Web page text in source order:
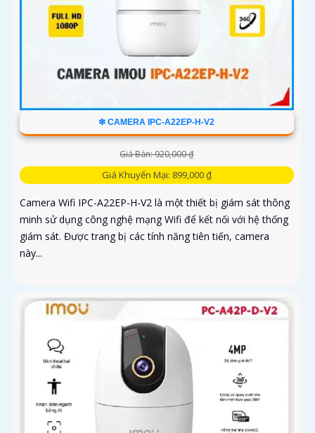
❇ CAMERA IPC-A22EP-H-V2
Giá Bán: 920,000 ₫
Giá Khuyến Mại: 899,000 ₫
Camera Wifi IPC-A22EP-H-V2 là một thiết bị giám sát thông
minh sử dụng công nghệ mạng Wifi để kết nối với hệ thống
giám sát. Được trang bị các tính năng tiên tiến, camera
này...